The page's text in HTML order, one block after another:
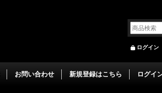
ログイン
お問い合わせ 新規登録はこちら ログイ